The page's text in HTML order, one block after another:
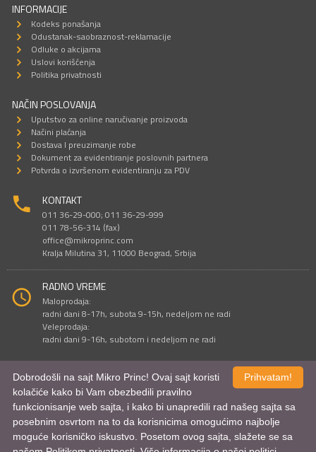
INFORMACIJE
Kodeks ponašanja
Odustanak-saobraznost-reklamacije
Odluke o akcijama
Uslovi korišćenja
Politika privatnosti
NAČIN POSLOVANJA
Uputstvo za online naručivanje proizvoda
Načini plaćanja
Dostava I preuzimanje robe
Dokument za evidentiranje poslovnih partnera
Potvrda o izvršenom evidentiranju za PDV
KONTAKT
011 36-29-000; 011 36-29-999
011 78-56-314 (fax)
office@mikroprinc.com
Kralja Milutina 31, 11000 Beograd, Srbija
RADNO VREME
Maloprodaja:
radni dani 8-17h, subota 9-15h, nedeljom ne radi
Veleprodaja:
radni dani 9-16h, subotom i nedeljom ne radi
Sve cene su iskazane u dinarima. PDV je uračunat u cenu.
© Mikro Princ 1999 - 2026. Sva prava su zadržana.
Kreirao*nbgcreator |Izdrada Internet prodavnice, Izrada sajtai mobilnih
aplikacijaiSEO optimizacija
Prihvatam!
Dobrodošli na sajt Mikro Princ! Ovaj sajt koristi
kolačiće kako bi Vam obezbedili pravilno
funkcionisanje web sajta, i kako bi unapredili rad našeg sajta sa
posebnim osvrtom na to da korisnicima omogućimo najbolje
moguće korisničko iskustvo. Posetom ovog sajta, slažete se sa